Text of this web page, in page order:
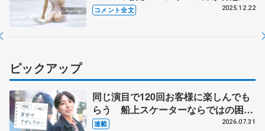
んだねってよく言われる」【全日本フ
コメント全文 2025.12.22
ピックアップ
同じ演目で120回お客様に楽しんでも
らう 船上スケーターならではの困難
とは 影響あったPIW前キャプテン松
連載 2026.07.31